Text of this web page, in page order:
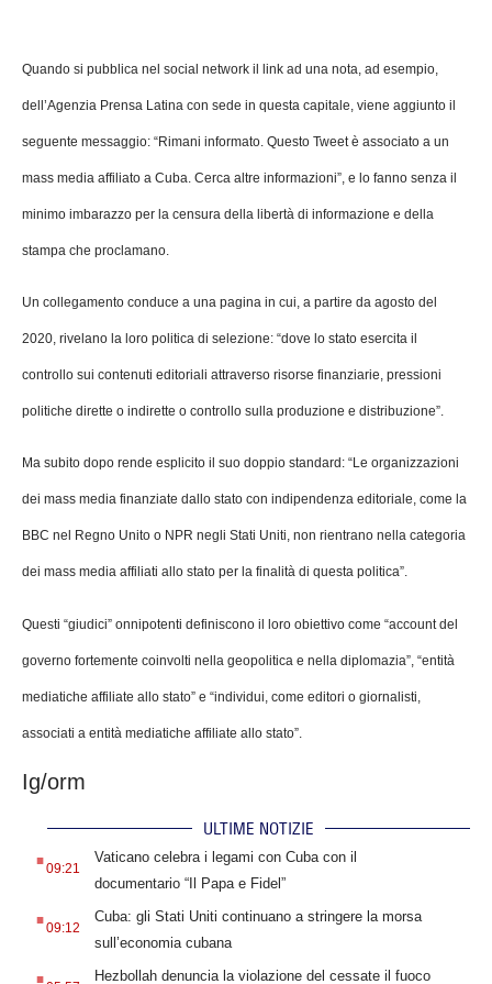
Quando si pubblica nel social network il link ad una nota, ad esempio,
dell’Agenzia Prensa Latina con sede in questa capitale, viene aggiunto il
seguente messaggio: “Rimani informato. Questo Tweet è associato a un
mass media affiliato a Cuba. Cerca altre informazioni”, e lo fanno senza il
minimo imbarazzo per la censura della libertà di informazione e della
stampa che proclamano.
Un collegamento conduce a una pagina in cui, a partire da agosto del
2020, rivelano la loro politica di selezione: “dove lo stato esercita il
controllo sui contenuti editoriali attraverso risorse finanziarie, pressioni
politiche dirette o indirette o controllo sulla produzione e distribuzione”.
Ma subito dopo rende esplicito il suo doppio standard: “Le organizzazioni
dei mass media finanziate dallo stato con indipendenza editoriale, come la
BBC nel Regno Unito o NPR negli Stati Uniti, non rientrano nella categoria
dei mass media affiliati allo stato per la finalità di questa politica”.
Questi “giudici” onnipotenti definiscono il loro obiettivo come “account del
governo fortemente coinvolti nella geopolitica e nella diplomazia”, “entità
mediatiche affiliate allo stato” e “individui, come editori o giornalisti,
associati a entità mediatiche affiliate allo stato”.
Ig/orm
ULTIME NOTIZIE
.09:21
Vaticano celebra i legami con Cuba con il
documentario “Il Papa e Fidel”
.09:12
Cuba: gli Stati Uniti continuano a stringere la morsa
sull’economia cubana
.
Hezbollah denuncia la violazione del cessate il fuoco